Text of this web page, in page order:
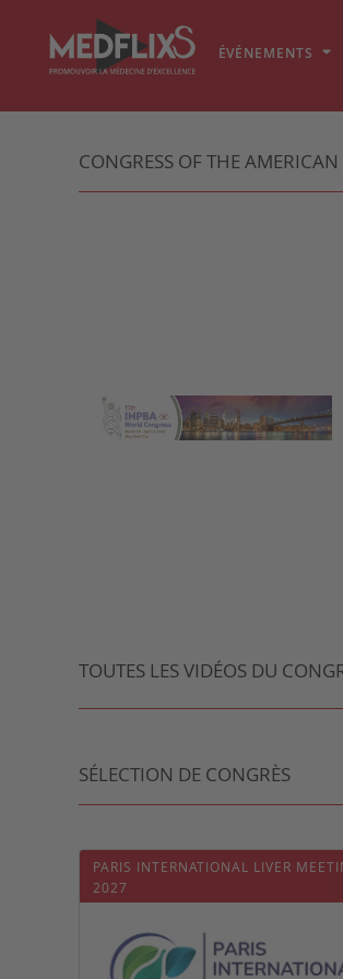
ÉVÉNEMENTS
CONGRESS OF THE
TOUTES LES VIDÉOS DU
SÉLECTION DE CONGRÈS
PARIS INTERNATIONAL LIVER
2027